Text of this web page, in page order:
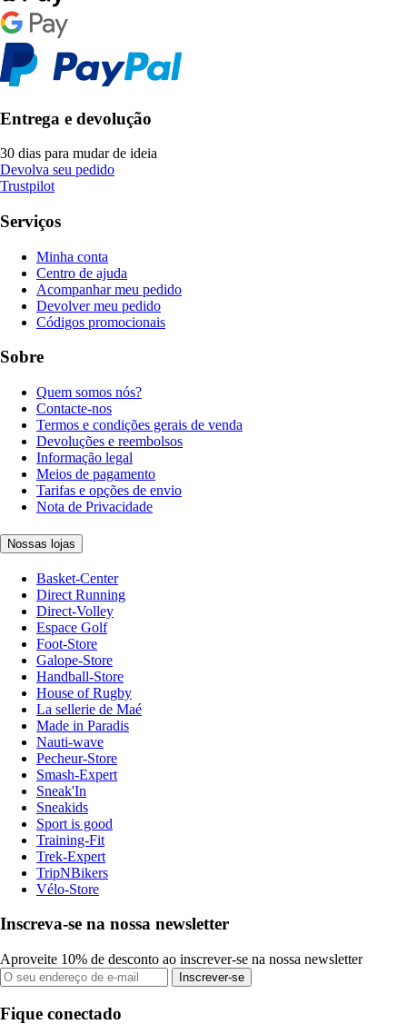
Entrega e devolução
30 dias para mudar de ideia
Devolva seu pedido
Trustpilot
Serviços
Minha conta
Centro de ajuda
Acompanhar meu pedido
Devolver meu pedido
Códigos promocionais
Sobre
Quem somos nós?
Contacte-nos
Termos e condições gerais de venda
Devoluções e reembolsos
Informação legal
Meios de pagamento
Tarifas e opções de envio
Nota de Privacidade
Nossas lojas
Basket-Center
Direct Running
Direct-Volley
Espace Golf
Foot-Store
Galope-Store
Handball-Store
House of Rugby
La sellerie de Maé
Made in Paradis
Nauti-wave
Pecheur-Store
Smash-Expert
Sneak'In
Sneakids
Sport is good
Training-Fit
Trek-Expert
TripNBikers
Vélo-Store
Inscreva-se na nossa newsletter
Aproveite 10% de desconto ao inscrever-se na nossa newsletter
Inscrever-se
Fique conectado